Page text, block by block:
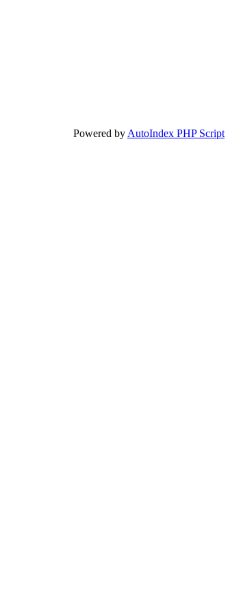
Powered by AutoIndex PHP Script